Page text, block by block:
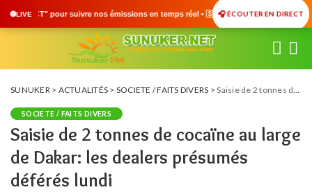
LIVE
émissions en temps réel • 🇸🇳 Actualités du Sénégal • 🌍 Actualités🎧 ÉCOUTER EN DIRECT
SUNUKER> ACTUALITÉS > SOCIETE / FAITS DIVERS >Saisie de 2 tonnes de cocaïne au large de Dakar: les dealers présumés déférés lundi
SOCIETE / FAITS DIVERS
Saisie de 2 tonnes de cocaïne au large
de Dakar: les dealers présumés
déférés lundi